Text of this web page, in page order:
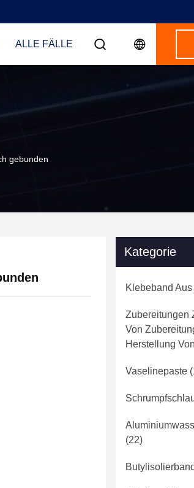
ALLE FÄLLE
gebunden
Kategorie
Klebeband Aus
Zubereitungen
Von
Herstellung
Vaselinepaste
(22)
Butylisolierband